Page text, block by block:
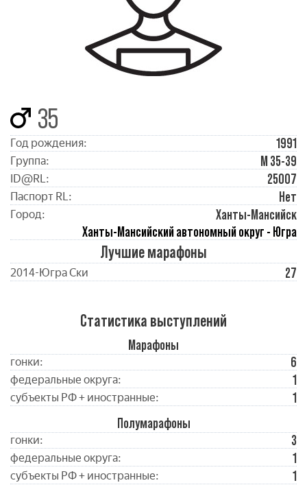
35
Год рождения: 1991
Группа: М 35-39
ID@RL: 25007
Паспорт RL: Нет
Город:
Ханты-Мансийск
Ханты-Мансийский автономный округ - Югра
Лучшие марафоны
2014-Югра Ски 27
Статистика выступлений
Марафоны
гонки: 6
федеральные округа: 1
субъекты РФ + иностранные:
1
Полумарафоны
гонки: 3
федеральные округа: 1
субъекты РФ + иностранные: 1